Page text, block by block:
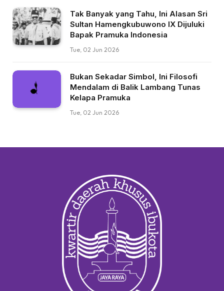
Tak Banyak yang Tahu, Ini Alasan Sri
Sultan Hamengkubuwono IX Dijuluki
Bapak Pramuka Indonesia
Tue, 02 Jun 2026
Bukan Sekadar Simbol, Ini Filosofi
Mendalam di Balik Lambang Tunas
Kelapa Pramuka
Tue, 02 Jun 2026